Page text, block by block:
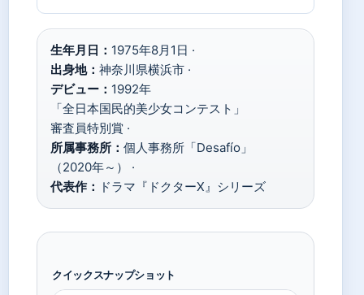
生年月日： 1975年8月1日 ·
出身地： 神奈川県横浜市 ·
デビュー： 1992年
「全日本国民的美少女コンテスト」
審査員特別賞 ·
所属事務所： 個人事務所「Desafío」
（2020年～） ·
代表作： ドラマ『ドクターX』シリーズ
クイックスナップショット